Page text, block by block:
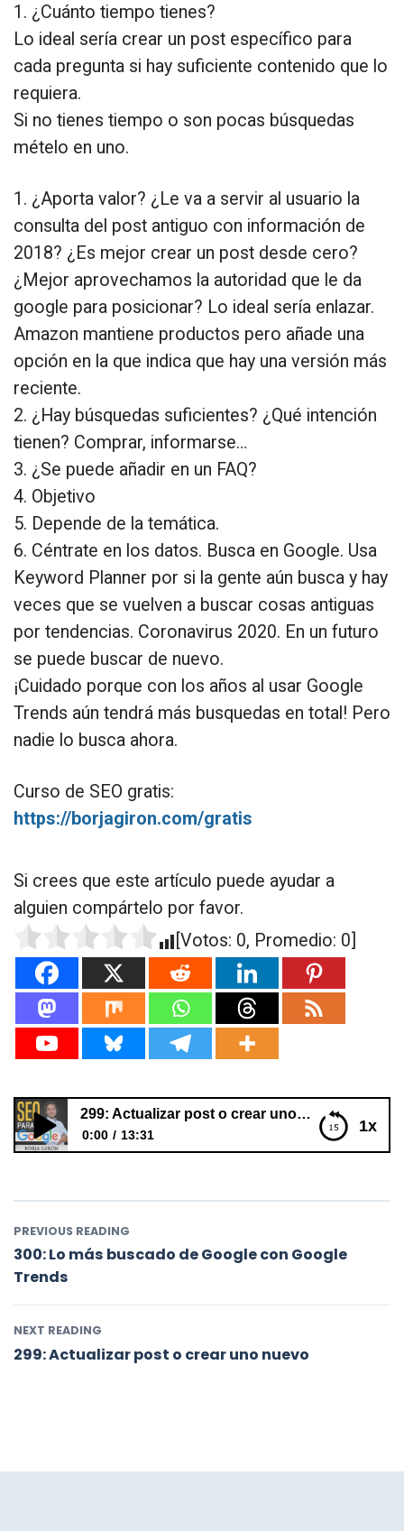
1. ¿Cuánto tiempo tienes?
Lo ideal sería crear un post específico para
cada pregunta si hay suficiente contenido que lo
requiera.
Si no tienes tiempo o son pocas búsquedas
mételo en uno.
1. ¿Aporta valor? ¿Le va a servir al usuario la
consulta del post antiguo con información de
2018? ¿Es mejor crear un post desde cero?
¿Mejor aprovechamos la autoridad que le da
google para posicionar? Lo ideal sería enlazar.
Amazon mantiene productos pero añade una
opción en la que indica que hay una versión más
reciente.
2. ¿Hay búsquedas suficientes? ¿Qué intención
tienen? Comprar, informarse…
3. ¿Se puede añadir en un FAQ?
4. Objetivo
5. Depende de la temática.
6. Céntrate en los datos. Busca en Google. Usa
Keyword Planner por si la gente aún busca y hay
veces que se vuelven a buscar cosas antiguas
por tendencias. Coronavirus 2020. En un futuro
se puede buscar de nuevo.
¡Cuidado porque con los años al usar Google
Trends aún tendrá más busquedas en total! Pero
nadie lo busca ahora.
Curso de SEO gratis:
https://borjagiron.com/gratis
Si crees que este artículo puede ayudar a
alguien compártelo por favor.
[Votos: 0, Promedio: 0
1x
299: Actualizar post o crear uno nuevo
0:00 13:31
PREVIOUS READING
300: Lo más buscado de Google con Google
Trends
NEXT READING
299: Actualizar post o crear uno nuevo